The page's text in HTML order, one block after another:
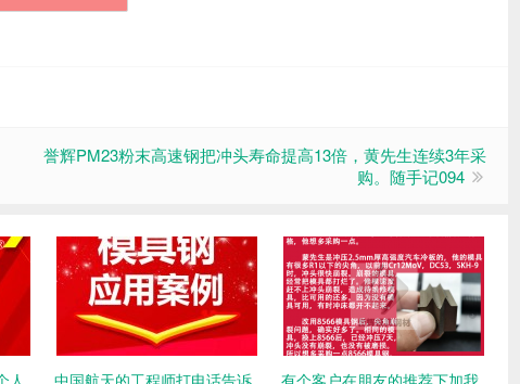
誉辉PM23粉末高速钢把冲头寿命提高13倍，黄先生连续3年采
购。随手记094
人 中国航天的工程师打电话告诉 有个客户在朋友的推荐下加我